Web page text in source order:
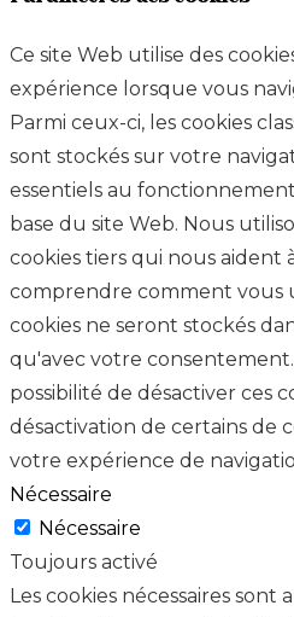
Ce site Web utilise des
expérience lorsque vous
Parmi ceux-ci, les cookies
sont stockés sur votre
essentiels au
base du site Web. Nous
cookies tiers qui nous aident
comprendre comment vous
cookies ne seront stockés
qu'avec votre
possibilité de désactiver ces
désactivation de certains de
votre expérience de
Nécessaire
Nécessaire
Toujours activé
Les cookies nécessaires sont